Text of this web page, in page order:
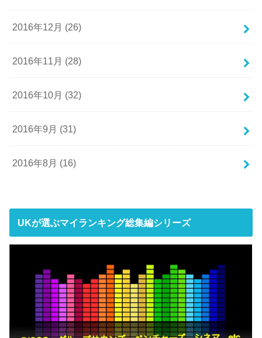
2016年12月 (26)
2016年11月 (28)
2016年10月 (32)
2016年9月 (31)
2016年8月 (16)
UKが選ぶマイランキング総集編シリーズ